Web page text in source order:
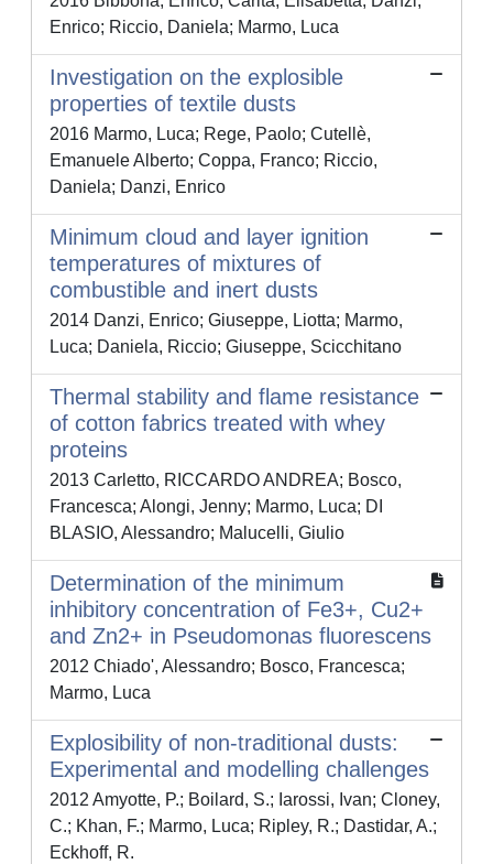
Enrico; Riccio, Daniela; Marmo, Luca
Investigation on the explosible
properties of textile dusts
2016 Marmo, Luca; Rege, Paolo; Cutellè,
Emanuele Alberto; Coppa, Franco; Riccio,
Daniela; Danzi, Enrico
Minimum cloud and layer ignition
temperatures of mixtures of
combustible and inert dusts
2014 Danzi, Enrico; Giuseppe, Liotta; Marmo,
Luca; Daniela, Riccio; Giuseppe, Scicchitano
Thermal stability and flame resistance
of cotton fabrics treated with whey
proteins
2013 Carletto, RICCARDO ANDREA; Bosco,
Francesca; Alongi, Jenny; Marmo, Luca; DI
BLASIO, Alessandro; Malucelli, Giulio
Determination of the minimum
inhibitory concentration of Fe3+, Cu2+
and Zn2+ in Pseudomonas fluorescens
2012 Chiado', Alessandro; Bosco, Francesca;
Marmo, Luca
Explosibility of non-traditional dusts:
Experimental and modelling challenges
2012 Amyotte, P.; Boilard, S.; Iarossi, Ivan; Cloney,
C.; Khan, F.; Marmo, Luca; Ripley, R.; Dastidar, A.;
Eckhoff, R.